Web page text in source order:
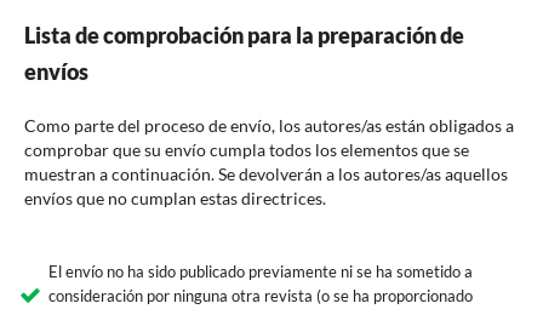
Lista de comprobación para la preparación de
envíos
Como parte del proceso de envío, los autores/as están obligados a
comprobar que su envío cumpla todos los elementos que se
muestran a continuación. Se devolverán a los autores/as aquellos
envíos que no cumplan estas directrices.
El envío no ha sido publicado previamente ni se ha sometido a
consideración por ninguna otra revista (o se ha proporcionado